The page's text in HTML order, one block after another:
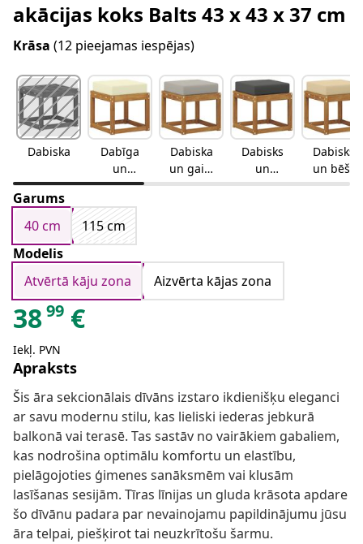
akācijas koks Balts 43 x 43 x 37 cm
Krāsa (12 pieejamas iespējas)
Dabiska
Dabīga
un
krēmkrās
a
Dabiska
un gaiši
pelēka
Dabisks
un
antracīts
Dabisks
un bēšs
Garums
40 cm
115 cm
Modelis
Atvērtā kāju zona
Aizvērta kājas zona
3899 €
Iekļ. PVN
Apraksts
Šis āra sekcionālais dīvāns izstaro ikdienišķu eleganci
ar savu modernu stilu, kas lieliski iederas jebkurā
balkonā vai terasē. Tas sastāv no vairākiem gabaliem,
kas nodrošina optimālu komfortu un elastību,
pielāgojoties ģimenes sanāksmēm vai klusām
lasīšanas sesijām. Tīras līnijas un gluda krāsota apdare
šo dīvānu padara par nevainojamu papildinājumu jūsu
āra telpai, piešķirot tai neuzkrītošu šarmu.